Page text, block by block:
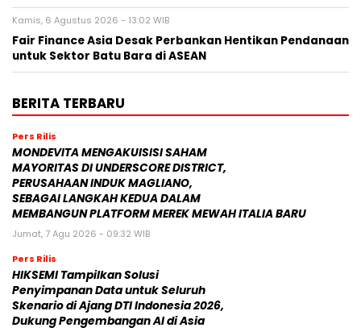
Kamis, 6 Agustus 2026 - 13:02 WIB
Fair Finance Asia Desak Perbankan Hentikan Pendanaan
untuk Sektor Batu Bara di ASEAN
BERITA TERBARU
Pers Rilis
MONDEVITA MENGAKUISISI SAHAM
MAYORITAS DI UNDERSCORE DISTRICT,
PERUSAHAAN INDUK MAGLIANO,
SEBAGAI LANGKAH KEDUA DALAM
MEMBANGUN PLATFORM MEREK MEWAH ITALIA BARU
Jumat, 7 Agu 2026 - 09:32 WIB
Pers Rilis
HIKSEMI Tampilkan Solusi
Penyimpanan Data untuk Seluruh
Skenario di Ajang DTI Indonesia 2026,
Dukung Pengembangan AI di Asia